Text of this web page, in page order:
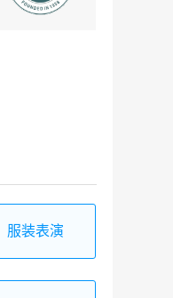
服装表演